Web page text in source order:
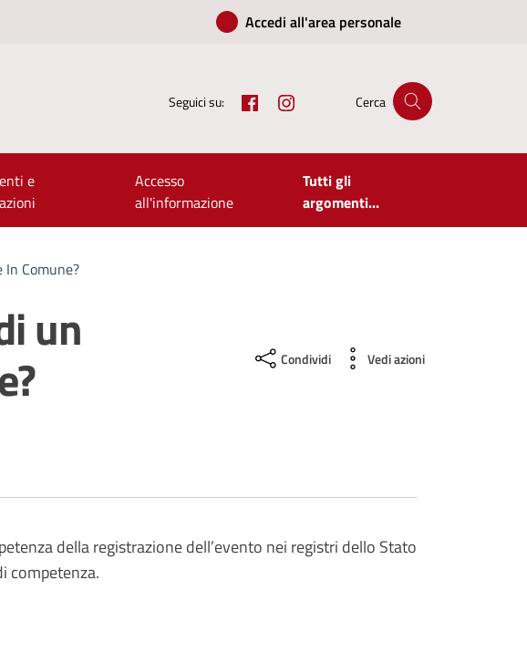
Accedi all'area personale
Seguici su: FacebookInstagramCerca
e
Accesso
all'informazione
Tutti gli
argomenti...
In Comune?
un Condividi Vedi azioni
della registrazione dell’evento nei registri dello Stato
competenza.